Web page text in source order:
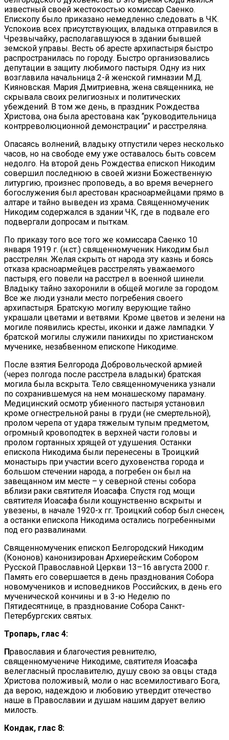
известный своей жестокостью комиссар Саенко.
Епископу было приказано немедленно следовать в ЧК.
Успокоив всех присутствующих, владыка отправился в
Чрезвычайку, располагавшуюся в здании бывшей
земской управы. Весть об аресте архипастыря быстро
распространилась по городу. Быстро организовались
депутации в защиту любимого пастыря. Одну из них
возглавила начальница 2-й женской гимназии М.Д.
Кияновская. Мария Дмитриевна, жена священника, не
скрывала своих религиозных и политических
убеждений. В том же день, в праздник Рождества
Христова, она была арестована как “руководительница
контрреволюционной демонстрации” и расстреляна.
Опасаясь волнений, владыку отпустили через несколько
часов, но на свободе ему уже оставалось быть совсем
недолго. На второй день Рождества епископ Никодим
совершил последнюю в своей жизни Божественную
литургию, произнес проповедь, а во время вечернего
богослужения был арестован красноармейцами прямо в
алтаре и тайно выведен из храма. Священномученик
Никодим содержался в здании ЧК, где в подвале его
подвергали допросам и пыткам.
По приказу того все того же комиссара Саенко 10
января 1919 г. (н.ст.) священномученик Никодим был
расстрелян. Желая скрыть от народа эту казнь и боясь
отказа красноармейцев расстрелять уважаемого
пастыря, его повели на расстрел в военной шинели.
Владыку тайно захоронили в общей могиле за городом.
Все же люди узнали место погребения своего
архипастыря. Братскую могилу верующие тайно
украшали цветами и ветвями. Кроме цветов и зелени на
могиле появились кресты, иконки и даже лампадки. У
братской могилы служили панихиды по христианском
мученике, незабвенном епископе Никодиме.
После взятия Белгорода Добровольческой армией
(через полгода после расстрела владыки) братская
могила была вскрыта. Тело священномученика узнали
по сохранившемуся на нем монашескому параману.
Медицинский осмотр убиенного пастыря установил
кроме огнестрельной раны в груди (не смертельной),
пролом черепа от удара тяжелым тупым предметом,
огромный кровоподтек в верхней части головы и
пролом гортанных хрящей от удушения. Останки
епископа Никодима были перенесены в Троицкий
монастырь при участии всего духовенства города и
большом стечении народа, а погребен он был на
завещанном им месте – у северной стены собора
вблизи раки святителя Иоасафа. Спустя год мощи
святителя Иоасафа были кощунственно вскрыты и
увезены, в начале 1920-х гг. Троицкий собор был снесен,
а останки епископа Никодима остались погребенными
под его развалинами.
Священномученик епископ Белгородский Никодим
(Кононов) канонизирован Архиерейским Собором
Русской Православной Церкви 13–16 августа 2000 г.
Память его совершается в день празднования Собора
новомучеников и исповедников Российских, в день его
мученической кончины и в 3-ю Неделю по
Пятидесятнице, в празднование Собора Санкт-
Петербургских святых.
Тропарь, глас 4:
Православия и благочестия ревнителю,
священномучениче Никодиме, святителя Иоасафа
велегласный прославителю, душу свою за овцы стада
Христова положивый, моли о нас всемилостиваго Бога,
да верою, надеждою и любовию утвердит отечество
наше в Православии и душам нашим дарует велию
милость.
Кондак, глас 8: